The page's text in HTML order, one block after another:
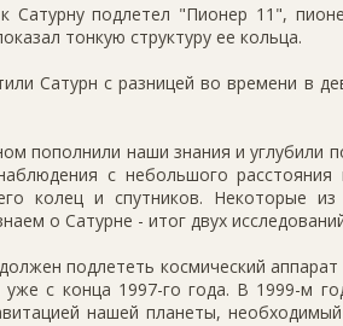
Сатурну подлетел "Пионер 11",
тонкую структуру ее кольца.
Сатурн с разницей во времени в
пополнили наши знания и углубили
с небольшого расстояния
колец и спутников. Некоторые
о Сатурне - итог двух
подлететь космический
уже с конца 1997-го года. В 1999-м
нашей планеты,